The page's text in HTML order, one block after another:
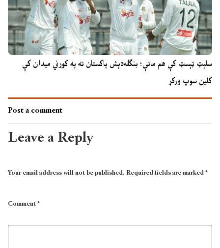
سلېټ ټېسټ کې هم ماتې؛ بنګله‌دېش پاکستان ته په کورني میدان کې
کلین سوپ ورکړ
Post a comment
Leave a Reply
Your email address will not be published.Required fields are marked*
Comment*